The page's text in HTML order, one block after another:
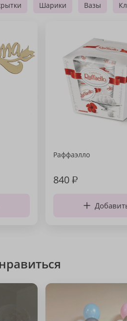
Шарики Вазы
Раффаэлло
840₽